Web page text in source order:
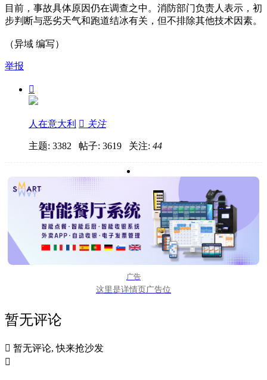
目前，事故具体原因仍在调查之中。消防部门负责人表示，初
步判断与恶劣天气和跑道结冰有关，但不排除其他技术因素。
（异域 编写）
举报

人在意大利  关注
主题: 3382 帖子: 3619 关注: 44
广告
这里是详情页广告位
暂无评论
 暂无评论, 快来抢沙发
